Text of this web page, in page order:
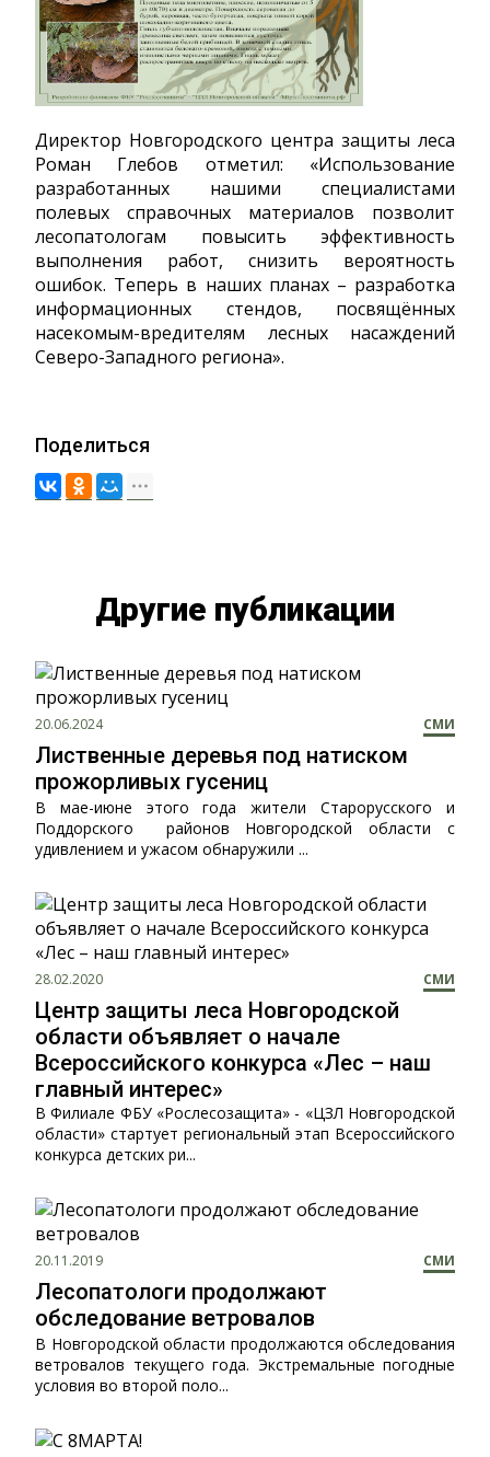
Директор Новгородского центра защиты леса
Роман Глебов отметил: «Использование
разработанных нашими специалистами
полевых справочных материалов позволит
лесопатологам повысить эффективность
выполнения работ, снизить вероятность
ошибок. Теперь в наших планах – разработка
информационных стендов, посвящённых
насекомым-вредителям лесных насаждений
Северо-Западного региона».
Поделиться
Другие публикации
20.06.2024 СМИ
Лиственные деревья под натиском
прожорливых гусениц
В мае-июне этого года жители Старорусского и
Поддорского районов Новгородской области с
удивлением и ужасом обнаружили ...
28.02.2020 СМИ
Центр защиты леса Новгородской
области объявляет о начале
Всероссийского конкурса «Лес – наш
главный интерес»
В Филиале ФБУ «Рослесозащита» - «ЦЗЛ Новгородской
области» стартует региональный этап Всероссийского
конкурса детских ри...
20.11.2019 СМИ
Лесопатологи продолжают
обследование ветровалов
В Новгородской области продолжаются обследования
ветровалов текущего года. Экстремальные погодные
условия во второй поло...